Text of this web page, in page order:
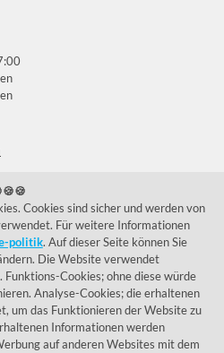
Cookies sind sicher und werden von
Für weitere Informationen
politik. Auf dieser Seite können Sie
Die Website verwendet
Cookies; ohne diese würde
Analyse-Cookies; die erhaltenen
um das Funktionieren der Website zu
Informationen werden
auf anderen Websites mit dem